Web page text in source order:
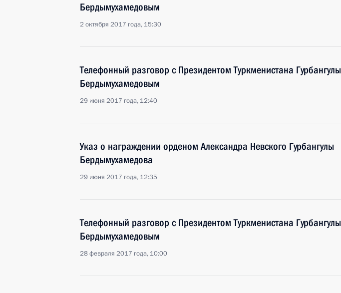
Бердымухамедовым
2 октября 2017 года, 15:30
Телефонный разговор с Президентом Туркменистана Гурбангулы
Бердымухамедовым
29 июня 2017 года, 12:40
Указ о награждении орденом Александра Невского Гурбангулы
Бердымухамедова
29 июня 2017 года, 12:35
Телефонный разговор с Президентом Туркменистана Гурбангулы
Бердымухамедовым
28 февраля 2017 года, 10:00